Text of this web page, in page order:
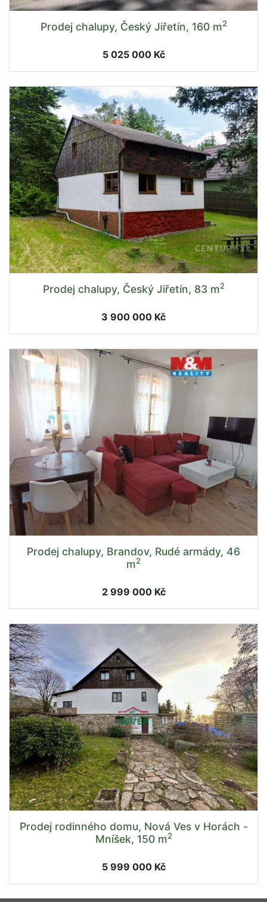
Prodej chalupy, Český Jiřetín, 160 m2
5 025 000 Kč
Prodej chalupy, Český Jiřetín, 83 m2
3 900 000 Kč
Prodej chalupy, Brandov, Rudé armády, 46
m2
2 999 000 Kč
Prodej rodinného domu, Nová Ves v Horách -
Mníšek, 150 m2
5 999 000 Kč